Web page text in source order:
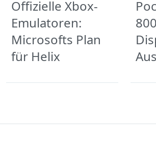
Offizielle Xbox-
Emulatoren:
Microsofts Plan
für Helix